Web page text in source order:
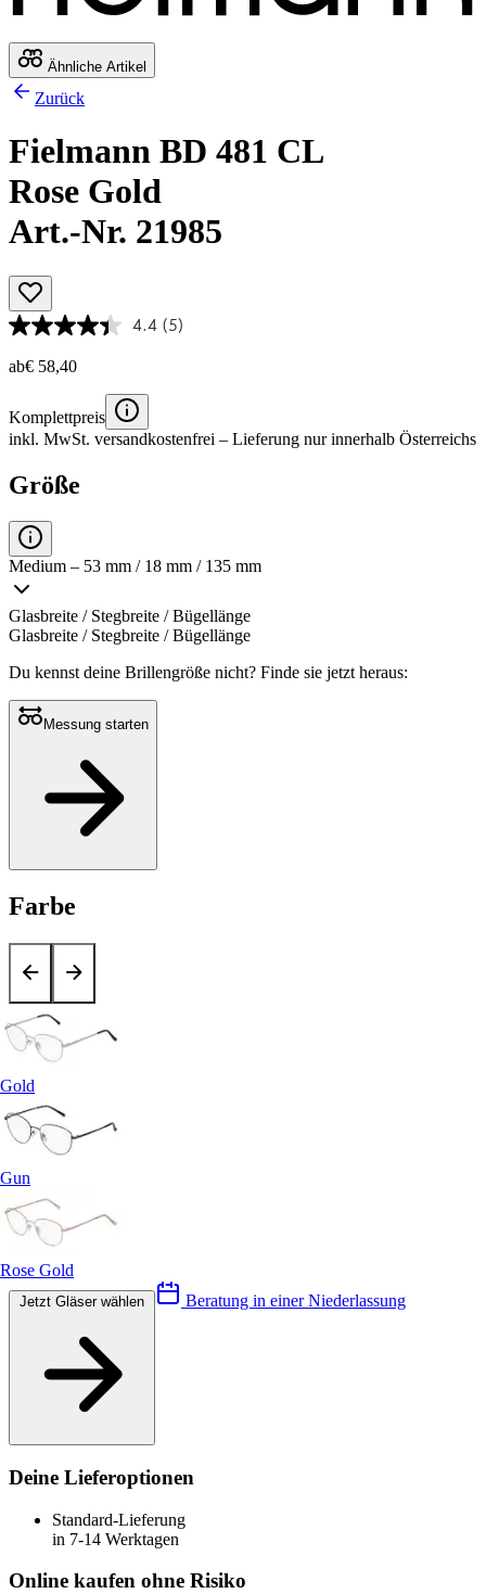
Ähnliche Artikel
Zurück
Fielmann BD 481 CL
Rose Gold
Art.-Nr. 21985
4.4 (5)
ab€ 58,40
Komplettpreis
inkl. MwSt. versandkostenfrei – Lieferung nur innerhalb Österreichs
Größe
Medium – 53 mm / 18 mm / 135 mm
Glasbreite / Stegbreite / Bügellänge
Glasbreite / Stegbreite / Bügellänge
Du kennst deine Brillengröße nicht? Finde sie jetzt heraus:
Messung starten
Farbe
Gold
Gun
Rose Gold
Beratung in einer Niederlassung
Deine Lieferoptionen
Standard-Lieferung
in 7-14 Werktagen
Online kaufen ohne Risiko